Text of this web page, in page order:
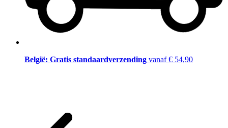
België: Gratis standaardverzending vanaf € 54,90